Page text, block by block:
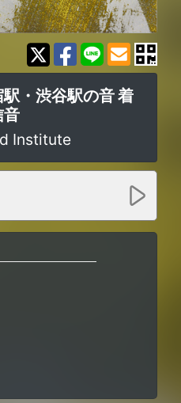
・渋谷駅の音 着
音
Institute